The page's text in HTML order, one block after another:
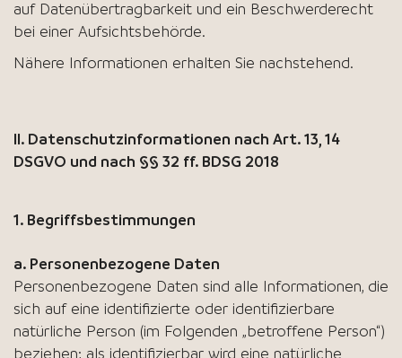
auf Datenübertragbarkeit und ein Beschwerderecht
bei einer Aufsichtsbehörde.
Nähere Informationen erhalten Sie nachstehend.
II. Datenschutzinformationen nach Art. 13, 14
DSGVO und nach §§ 32 ff. BDSG 2018
1. Begriffsbestimmungen
a. Personenbezogene Daten
Personenbezogene Daten sind alle Informationen, die
sich auf eine identifizierte oder identifizierbare
natürliche Person (im Folgenden „betroffene Person“)
beziehen; als identifizierbar wird eine natürliche